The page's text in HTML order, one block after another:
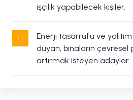
işçilik yapabilecek kişiler.
Enerji tasarrufu ve
duyan, binaların çevresel
artırmak isteyen adaylar.